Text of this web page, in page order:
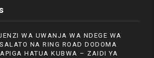
WA UWANJA WA NDEGE WA
NA RING ROAD DODOMA
HATUA KUBWA – ZAIDI YA